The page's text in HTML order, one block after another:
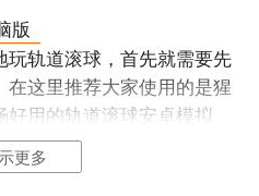
>>>>>>
礼包轻松到手！
版
轨道滚球，首先就需要先
这里推荐大家使用的是猩
用的轨道滚球安卓模拟
时能够支持多开和各种辅
首选。可以完美兼容各种
更多